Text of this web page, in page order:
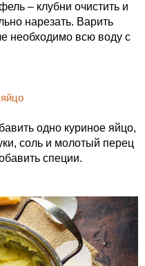
– клубни очистить и
нарезать. Варить
необходимо всю воду с
одно куриное яйцо,
соль и молотый перец
специи.